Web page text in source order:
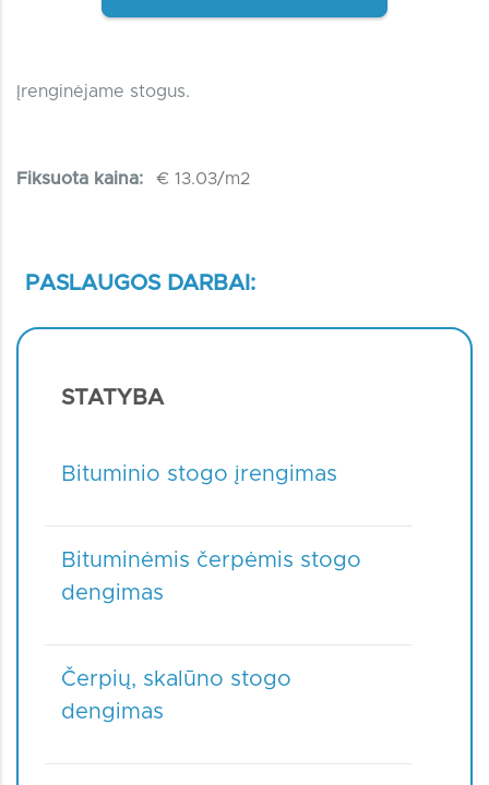
Įrenginėjame stogus.
Fiksuota kaina: € 13.03/m2
PASLAUGOS DARBAI:
STATYBA
Bituminio stogo įrengimas
Bituminėmis čerpėmis stogo
dengimas
Čerpių, skalūno stogo
dengimas